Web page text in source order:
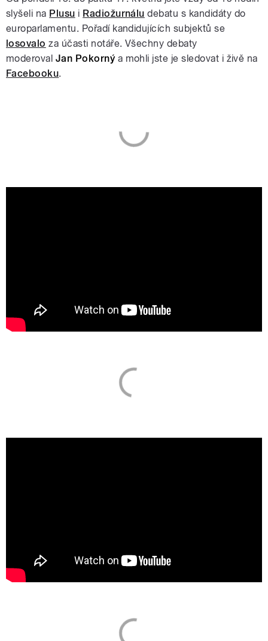
slyšeli na Plusu i Radiožurnálu debatu s kandidáty do
europarlamentu. Pořadí kandidujících subjektů se
losovalo za účasti notáře. Všechny debaty
moderoval Jan Pokornýa mohli jste je sledovat i živě na
Facebooku.